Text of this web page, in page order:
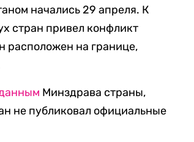
начались 29 апреля. К
стран привел конфликт
расположен на границе,
Минздрава страны,
не публиковал официальные